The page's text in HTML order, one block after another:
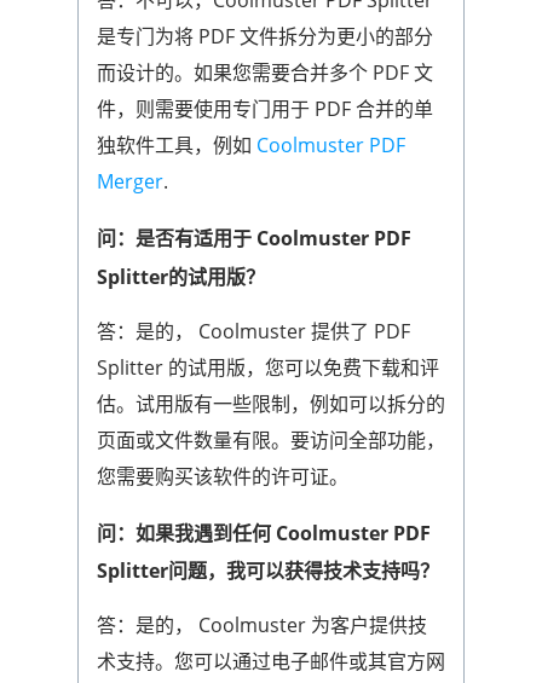
是专门为将 PDF 文件拆分为更小的部分
而设计的。如果您需要合并多个 PDF 文
件，则需要使用专门用于 PDF 合并的单
独软件工具，例如 Coolmuster PDF
Merger.
问：是否有适用于 Coolmuster PDF
Splitter的试用版？
答：是的， Coolmuster 提供了 PDF
Splitter 的试用版，您可以免费下载和评
估。试用版有一些限制，例如可以拆分的
页面或文件数量有限。要访问全部功能，
您需要购买该软件的许可证。
问：如果我遇到任何 Coolmuster PDF
Splitter问题，我可以获得技术支持吗？
答：是的， Coolmuster 为客户提供技
术支持。您可以通过电子邮件或其官方网